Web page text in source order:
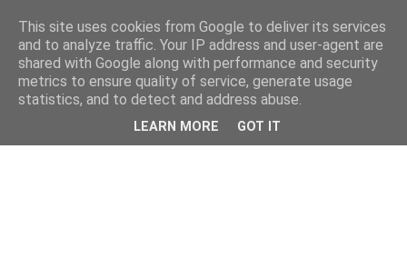
This site uses cookies from Google to deliver its services
and to analyze traffic. Your IP address and user-agent are
shared with Google along with performance and security
metrics to ensure quality of service, generate usage
statistics, and to detect and address abuse.
LEARN MORE GOT IT